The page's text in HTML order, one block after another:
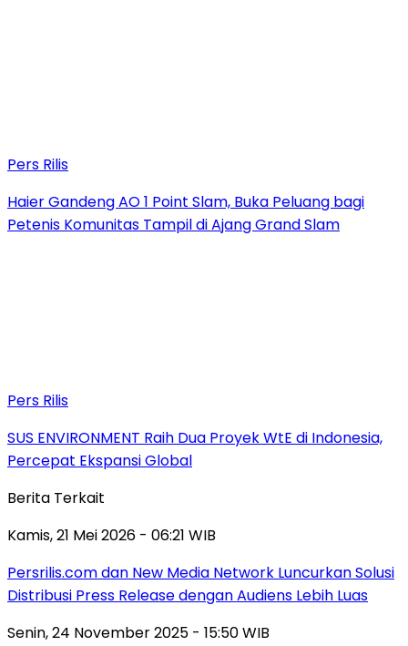
Pers Rilis
Haier Gandeng AO 1 Point Slam, Buka Peluang bagi
Petenis Komunitas Tampil di Ajang Grand Slam
Pers Rilis
SUS ENVIRONMENT Raih Dua Proyek WtE di Indonesia,
Percepat Ekspansi Global
Berita Terkait
Kamis, 21 Mei 2026 - 06:21 WIB
Persrilis.com dan New Media Network Luncurkan Solusi
Distribusi Press Release dengan Audiens Lebih Luas
Senin, 24 November 2025 - 15:50 WIB